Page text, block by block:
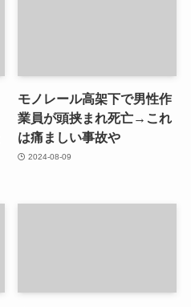
モノレール高架下で男性作
業員が頭挟まれ死亡→これ
は痛ましい事故や
2024-08-09